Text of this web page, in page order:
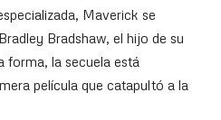
Maverick se
Bradshaw, el hijo de su
forma, la secuela está
película que catapultó a la